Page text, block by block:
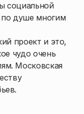
социальной
по душе многим
проект и это,
чудо очень
Московская